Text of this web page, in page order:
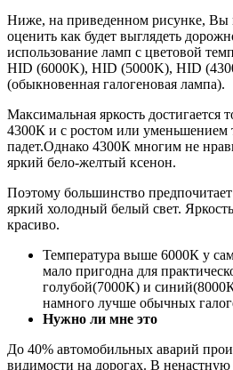
Ниже, на приведенном рисунке, Вы
оценить как будет выглядеть
использование ламп с цветовой
HID (6000K), HID (5000K), HID
(обыкновенная галогеновая лампа).
Максимальная яркость достигается
4300К и с ростом или уменьшением
падет.Однако 4300К многим не
яркий бело-желтый ксенон.
Поэтому большинство
яркий холодный белый свет.
красиво.
Температура выше 6000К у
мало пригодна для
голубой(7000К) и
намного лучше обычных
Нужно ли мне это
До 40% автомобильных аварий
видимости на дорогах. В ненастную